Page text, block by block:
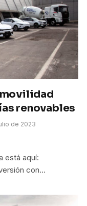
renovables
de 2023
está aquí:
con…